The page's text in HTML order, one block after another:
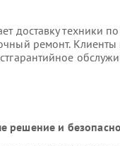
доставку техники
ремонт. Клиенты
решение и